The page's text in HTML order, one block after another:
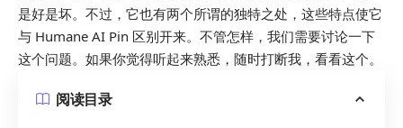
是好是坏。不过，它也有两个所谓的独特之处，这些特点使它
与 Humane AI Pin 区别开来。不管怎样，我们需要讨论一下
这个问题。如果你觉得听起来熟悉，随时打断我，看看这个。
阅读目录